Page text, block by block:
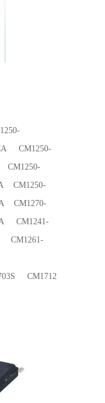
CM1250-
CM1250-
CM1250-
CM1270-
CM1241-
CM1261-
CM1712